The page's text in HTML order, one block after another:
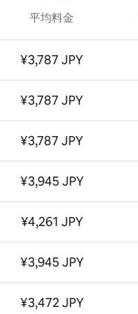
平均料金
¥3,787 JPY
¥3,787 JPY
¥3,787 JPY
¥3,945 JPY
¥4,261 JPY
¥3,945 JPY
¥3,472 JPY